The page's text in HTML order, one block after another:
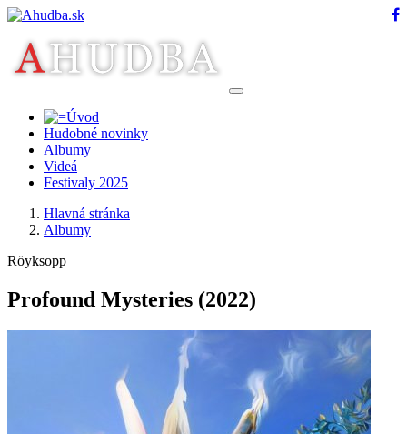
Hudobné novinky
Albumy
Videá
Festivaly 2025
Hlavná stránka
Albumy
Röyksopp
Profound Mysteries (2022)